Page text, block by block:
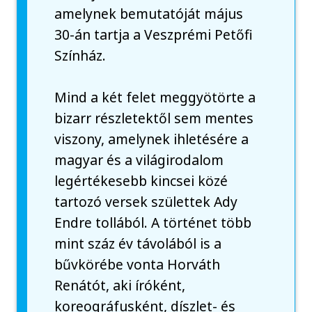
amelynek bemutatóját május
30-án tartja a Veszprémi Petőfi
Színház.
Mind a két felet meggyötörte a
bizarr részletektől sem mentes
viszony, amelynek ihletésére a
magyar és a világirodalom
legértékesebb kincsei közé
tartozó versek születtek Ady
Endre tollából. A történet több
mint száz év távolából is a
bűvkörébe vonta Horváth
Renátót, aki íróként,
koreográfusként, díszlet- és